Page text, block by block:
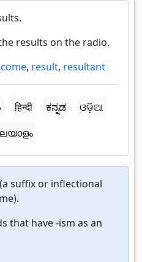
results on the radio.
, result, resultant
हिन्दी ಕನ್ನಡ
ଓଡ଼ିଆ
suffix or inflectional
that have -ism as an